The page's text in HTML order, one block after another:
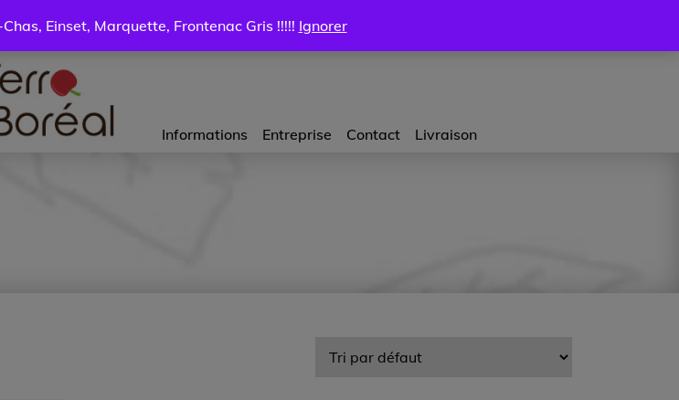
Informations Entreprise Contact Livraison
Einset, Marquette, Frontenac Gris !!!!! Ignorer